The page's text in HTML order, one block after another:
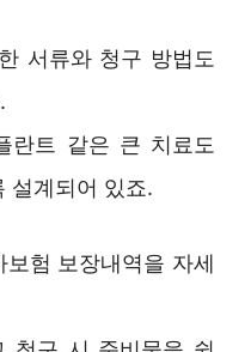
서류와 청구 방법도
란트 같은 큰 치료도
설계되어 있죠.
험 보장내역을 자세